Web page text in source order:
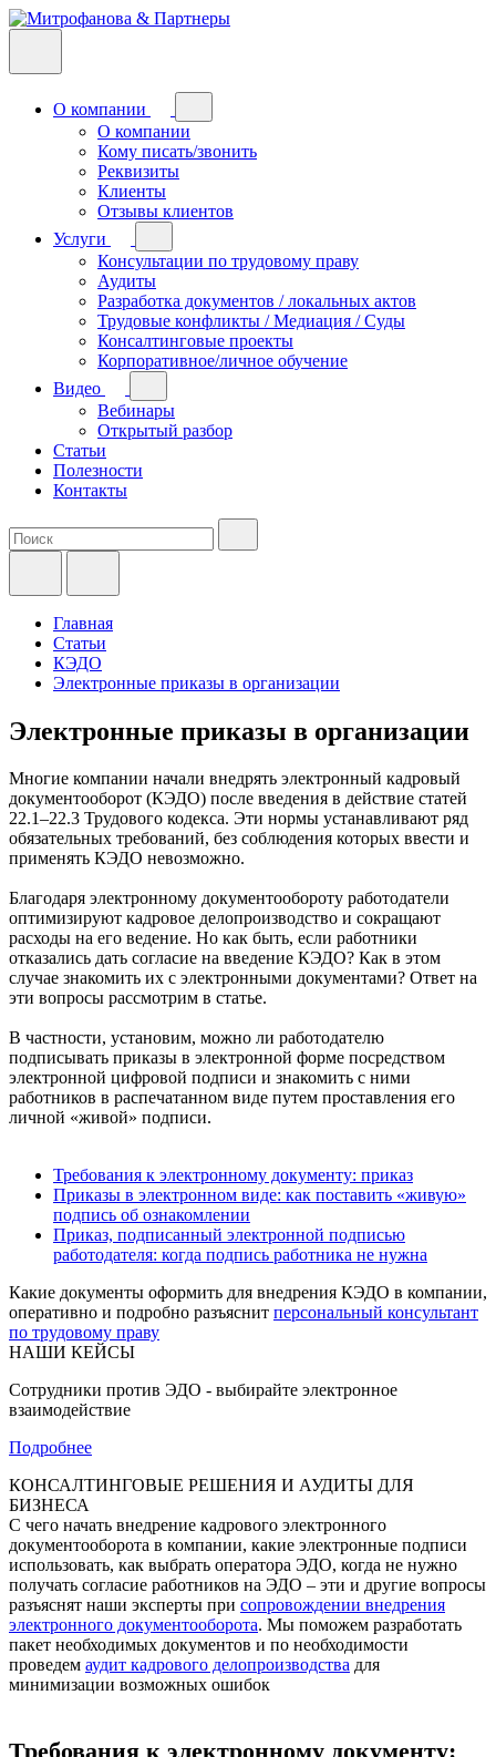
О компании
О компании
Кому писать/звонить
Реквизиты
Клиенты
Отзывы клиентов
Услуги
Консультации по трудовому праву
Аудиты
Разработка документов / локальных актов
Трудовые конфликты / Медиация / Суды
Консалтинговые проекты
Корпоративное/личное обучение
Видео
Вебинары
Открытый разбор
Статьи
Полезности
Контакты
Главная
Статьи
КЭДО
Электронные приказы в организации
Электронные приказы в организации
Многие компании начали внедрять электронный кадровый
документооборот (КЭДО) после введения в действие статей
22.1–22.3 Трудового кодекса. Эти нормы устанавливают ряд
обязательных требований, без соблюдения которых ввести и
применять КЭДО невозможно.
Благодаря электронному документообороту работодатели
оптимизируют кадровое делопроизводство и сокращают
расходы на его ведение. Но как быть, если работники
отказались дать согласие на введение КЭДО? Как в этом
случае знакомить их с электронными документами? Ответ на
эти вопросы рассмотрим в статье.
В частности, установим, можно ли работодателю
подписывать приказы в электронной форме посредством
электронной цифровой подписи и знакомить с ними
работников в распечатанном виде путем проставления его
личной «живой» подписи.
Требования к электронному документу: приказ
Приказы в электронном виде: как поставить «живую»
подпись об ознакомлении
Приказ, подписанный электронной подписью
работодателя: когда подпись работника не нужна
Какие документы оформить для внедрения КЭДО в компании,
оперативно и подробно разъяснит персональный консультант
по трудовому праву
НАШИ КЕЙСЫ
Сотрудники против ЭДО - выбирайте электронное
взаимодействие
Подробнее
КОНСАЛТИНГОВЫЕ РЕШЕНИЯ И АУДИТЫ ДЛЯ
БИЗНЕСА
С чего начать внедрение кадрового электронного
документооборота в компании, какие электронные подписи
использовать, как выбрать оператора ЭДО, когда не нужно
получать согласие работников на ЭДО – эти и другие вопросы
разъяснят наши эксперты при сопровождении внедрения
электронного документооборота. Мы поможем разработать
пакет необходимых документов и по необходимости
проведем аудит кадрового делопроизводства для
минимизации возможных ошибок
Требования к электронному документу: